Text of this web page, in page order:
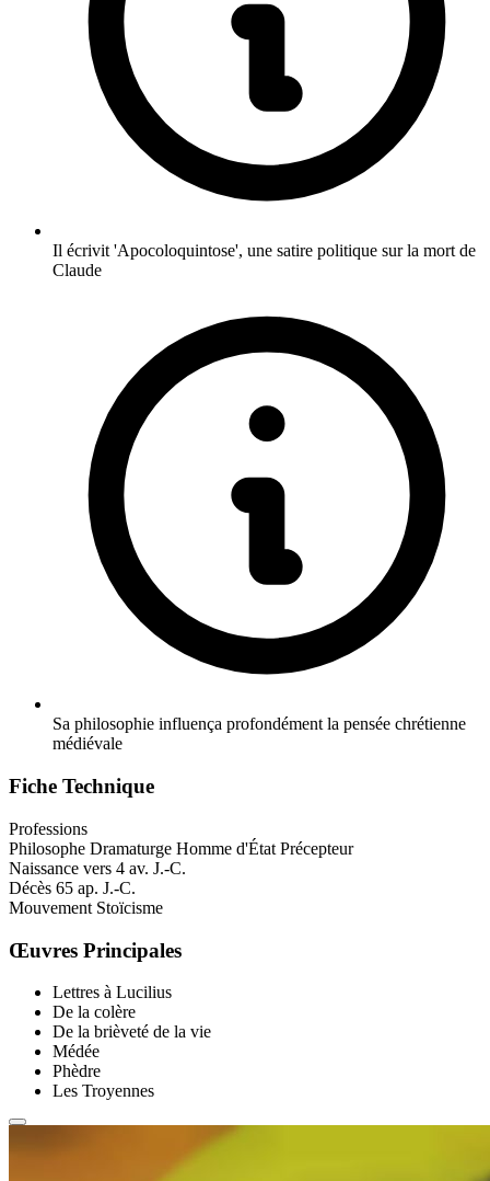
Il écrivit 'Apocoloquintose', une satire politique sur la mort de
Claude
Sa philosophie influença profondément la pensée chrétienne
médiévale
Fiche Technique
Professions
Philosophe Dramaturge Homme d'État Précepteur
Naissance vers 4 av. J.-C.
Décès 65 ap. J.-C.
Mouvement Stoïcisme
Œuvres Principales
Lettres à Lucilius
De la colère
De la brièveté de la vie
Médée
Phèdre
Les Troyennes